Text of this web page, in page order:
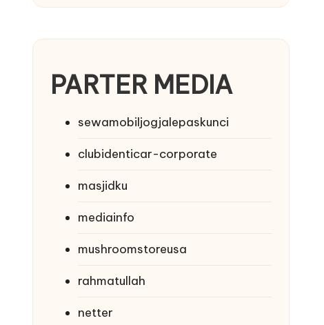
PARTER MEDIA
sewamobiljogjalepaskunci
clubidenticar-corporate
masjidku
mediainfo
mushroomstoreusa
rahmatullah
netter